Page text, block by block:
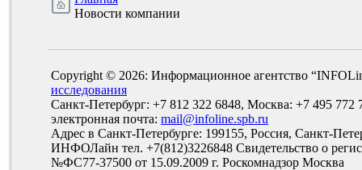
Новости компании
Copyright © 2026: Информационное агентство
исследования
Санкт-Петербург: +7 812 322 6848, Москва: +7 495 772
электронная почта: mail@infoline.spb.ru
Адрес в Санкт-Петербурге: 199155, Россия, Санкт-
ИНФОЛайн тел. +7(812)3226848 Свидетельство о
№ФС77-37500 от 15.09.2009 г. Роскомнадзор Москва